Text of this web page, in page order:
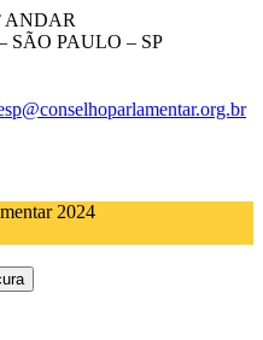
ANDAR
SÃO PAULO – SP
2024